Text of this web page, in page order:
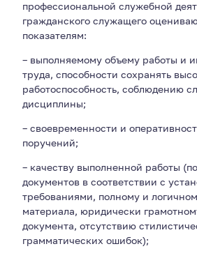
профессиональной служебной
гражданского служащего
показателям:
– выполняемому объему работы и
труда, способности сохранять
работоспособность, соблюдению
дисциплины;
– своевременности и
поручений;
– качеству выполненной работы
документов в соответствии с
требованиями, полному и
материала, юридически
документа, отсутствию
грамматических ошибок);